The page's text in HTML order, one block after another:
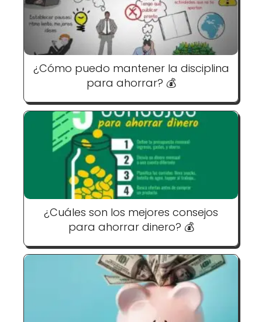
¿Cómo puedo mantener la disciplina
para ahorrar? 💰
¿Cuáles son los mejores consejos
para ahorrar dinero? 💰